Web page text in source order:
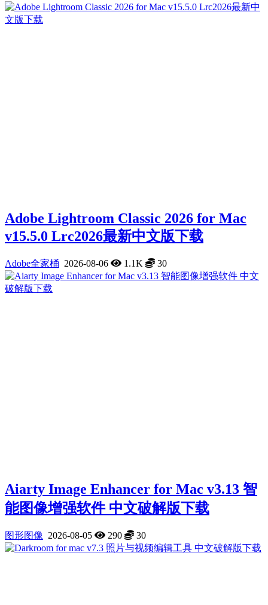
Adobe Lightroom Classic 2026 for Mac
v15.5.0 Lrc2026最新中文版下载
Adobe全家桶 2026-08-06 1.1K 30
Aiarty Image Enhancer for Mac v3.13 智
能图像增强软件 中文破解版下载
图形图像 2026-08-05 290 30